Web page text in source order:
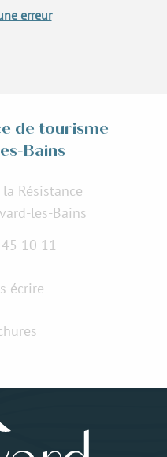
erreur
de tourisme
Bains
Résistance
les-Bains
10 11
écrire